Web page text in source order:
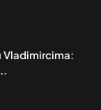
Vladimircima: